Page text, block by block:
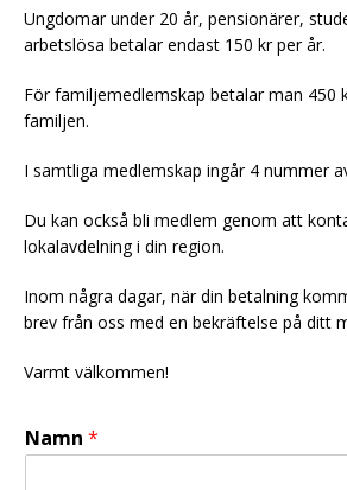
Ungdomar under 20 år, pensionärer,
arbetslösa betalar endast 150 kr per år.
För familjemedlemskap betalar man 450
familjen.
I samtliga medlemskap ingår 4 nummer
Du kan också bli medlem genom att
lokalavdelning i din region.
Inom några dagar, när din betalning
brev från oss med en bekräftelse på ditt
Varmt välkommen!
Namn *